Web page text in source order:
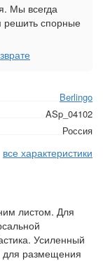
Berlingo
ASp_04102
Россия
все характеристики
Мы всегда
решить спорные
листом. Для
Усиленный
для размещения